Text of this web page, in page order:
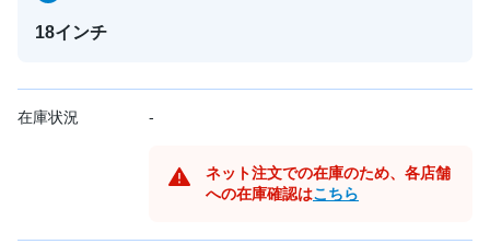
18インチ
在庫状況 -
ネット注文での在庫のため、各店舗
への在庫確認はこちら